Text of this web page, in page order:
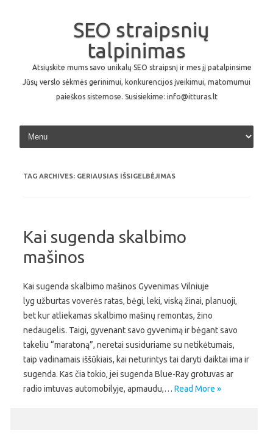
SEO straipsnių
talpinimas
Atsiųskite mums savo unikalų SEO straipsnį ir mes jį patalpinsime
Jūsų verslo sėkmės gerinimui, konkurencijos įveikimui, matomumui
paieškos sistemose. Susisiekime: info@itturas.lt
Skip to content
TAG ARCHIVES: GERIAUSIAS IŠSIGELBĖJIMAS
Kai sugenda skalbimo
mašinos
Kai sugenda skalbimo mašinos Gyvenimas Vilniuje
lyg užburtas voverės ratas, bėgi, leki, viską žinai, planuoji,
bet kur atliekamas skalbimo mašinų remontas, žino
nedaugelis. Taigi, gyvenant savo gyvenimą ir bėgant savo
takeliu “maratoną”, neretai susiduriame su netikėtumais,
taip vadinamais iššūkiais, kai neturintys tai daryti daiktai ima ir
sugenda. Kas čia tokio, jei sugenda Blue-Ray grotuvas ar
radio imtuvas automobilyje, apmaudu,… Read More »